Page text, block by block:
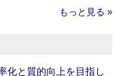
もっと見る »
化と質的向上を目指し